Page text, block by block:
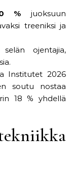
% juoksuun
treeniksi ja
ojentajia,
Institutet 2026
soutu nostaa
18 % yhdellä